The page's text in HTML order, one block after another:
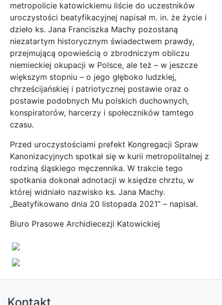
metropolicie katowickiemu liście do uczestników
uroczystości beatyfikacyjnej napisał m. in. że życie i
dzieło ks. Jana Franciszka Machy pozostaną
niezatartym historycznym świadectwem prawdy,
przejmującą opowieścią o zbrodniczym obliczu
niemieckiej okupacji w Polsce, ale też – w jeszcze
większym stopniu – o jego głęboko ludzkiej,
chrześcijańskiej i patriotycznej postawie oraz o
postawie podobnych Mu polskich duchownych,
konspiratorów, harcerzy i społeczników tamtego
czasu.
Przed uroczystościami prefekt Kongregacji Spraw
Kanonizacyjnych spotkał się w kurii metropolitalnej z
rodziną śląskiego męczennika. W trakcie tego
spotkania dokonał adnotacji w księdze chrztu, w
której widniało nazwisko ks. Jana Machy.
„Beatyfikowano dnia 20 listopada 2021” – napisał.
Biuro Prasowe Archidiecezji Katowickiej